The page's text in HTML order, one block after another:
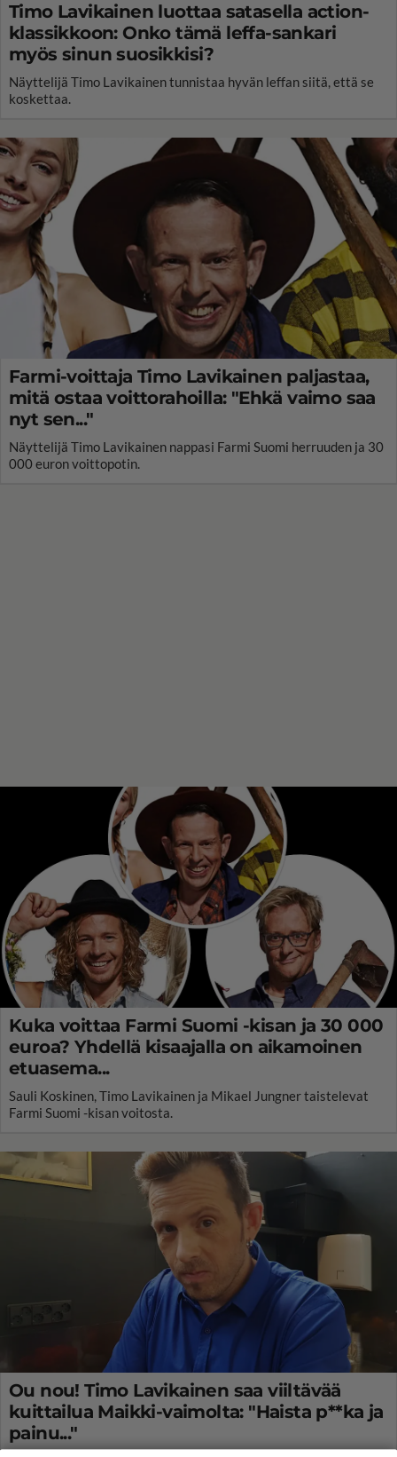
Timo Lavikainen luottaa satasella action-
klassikkoon: Onko tämä leffa-sankari
myös sinun suosikkisi?
Näyttelijä Timo Lavikainen tunnistaa hyvän leffan siitä, että se
koskettaa.
Farmi-voittaja Timo Lavikainen paljastaa,
mitä ostaa voittorahoilla: "Ehkä vaimo saa
nyt sen..."
Näyttelijä Timo Lavikainen nappasi Farmi Suomi herruuden ja 30
000 euron voittopotin.
Kuka voittaa Farmi Suomi -kisan ja 30 000
euroa? Yhdellä kisaajalla on aikamoinen
etuasema...
Sauli Koskinen, Timo Lavikainen ja Mikael Jungner taistelevat
Farmi Suomi -kisan voitosta.
Ou nou! Timo Lavikainen saa viiltävää
kuittailua Maikki-vaimolta: "Haista p**ka ja
painu..."